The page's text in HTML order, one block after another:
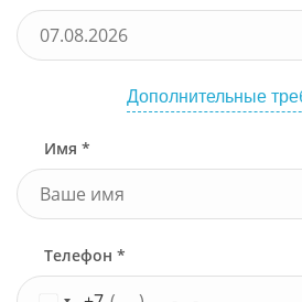
Дополнительные
Имя *
Телефон *